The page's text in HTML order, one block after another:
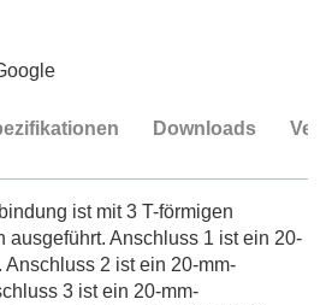
Downloads
ist mit 3 T-förmigen
ausgeführt. Anschluss 1 ist ein 20-
2 ist ein 20-mm-
3 ist ein 20-mm-